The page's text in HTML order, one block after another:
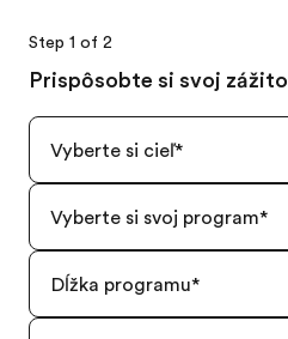
Step 1 of 2
Prispôsobte si svoj
Vyberte si cieľ*
Vyberte si svoj program*
Dĺžka programu*